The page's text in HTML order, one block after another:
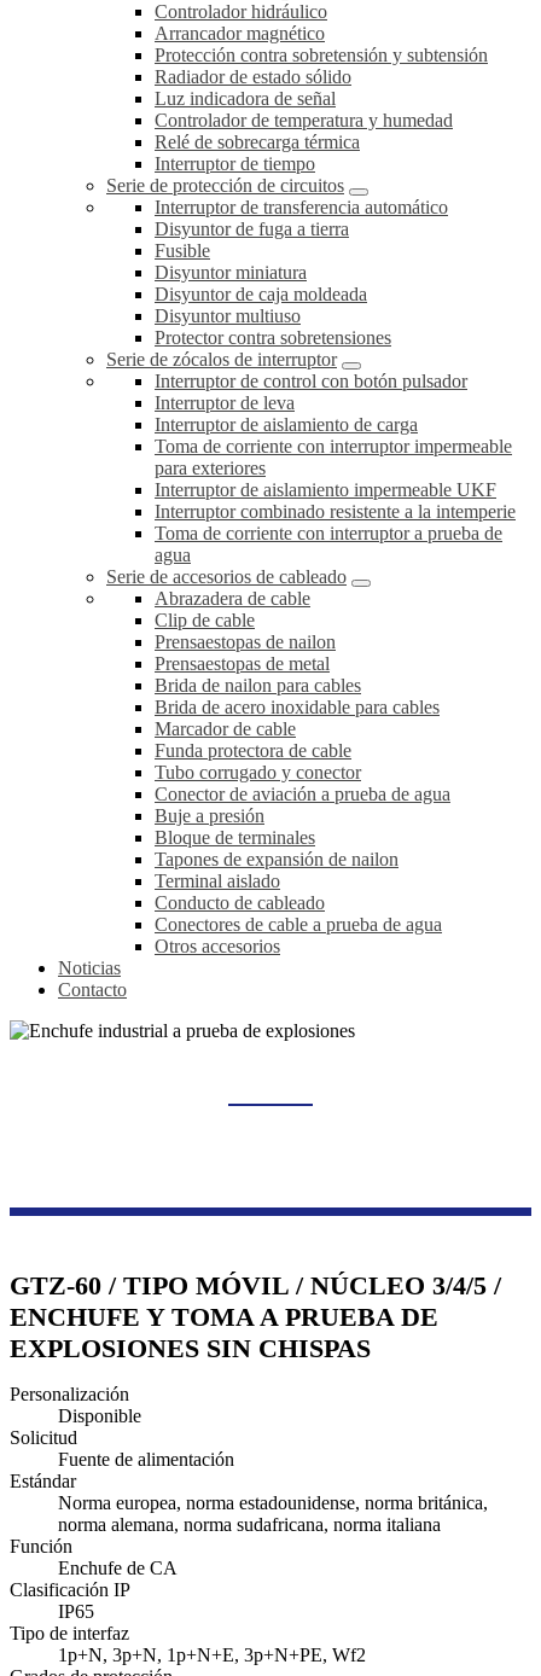
Controlador hidráulico
Arrancador magnético
Protección contra sobretensión y subtensión
Radiador de estado sólido
Luz indicadora de señal
Controlador de temperatura y humedad
Relé de sobrecarga térmica
Interruptor de tiempo
Serie de protección de circuitos
Interruptor de transferencia automático
Disyuntor de fuga a tierra
Fusible
Disyuntor miniatura
Disyuntor de caja moldeada
Disyuntor multiuso
Protector contra sobretensiones
Serie de zócalos de interruptor
Interruptor de control con botón pulsador
Interruptor de leva
Interruptor de aislamiento de carga
Toma de corriente con interruptor impermeable
para exteriores
Interruptor de aislamiento impermeable UKF
Interruptor combinado resistente a la intemperie
Toma de corriente con interruptor a prueba de
agua
Serie de accesorios de cableado
Abrazadera de cable
Clip de cable
Prensaestopas de nailon
Prensaestopas de metal
Brida de nailon para cables
Brida de acero inoxidable para cables
Marcador de cable
Funda protectora de cable
Tubo corrugado y conector
Conector de aviación a prueba de agua
Buje a presión
Bloque de terminales
Tapones de expansión de nailon
Terminal aislado
Conducto de cableado
Conectores de cable a prueba de agua
Otros accesorios
Noticias
Contacto
GTZ-60 / TIPO MÓVIL / NÚCLEO 3/4/5 /
ENCHUFE Y TOMA A PRUEBA DE
EXPLOSIONES SIN CHISPAS
Personalización
Disponible
Solicitud
Fuente de alimentación
Estándar
Norma europea, norma estadounidense, norma británica,
norma alemana, norma sudafricana, norma italiana
Función
Enchufe de CA
Clasificación IP
IP65
Tipo de interfaz
1p+N, 3p+N, 1p+N+E, 3p+N+PE, Wf2